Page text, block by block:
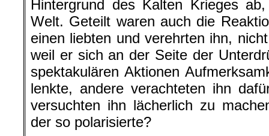
Hintergrund des Kalten Krieges
Welt. Geteilt waren auch die
einen liebten und verehrten ihn,
weil er sich an der Seite der
spektakulären Aktionen
lenkte, andere verachteten ihn
versuchten ihn lächerlich zu
der so polarisierte?